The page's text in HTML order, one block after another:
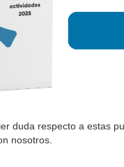
duda respecto a estas
nosotros.